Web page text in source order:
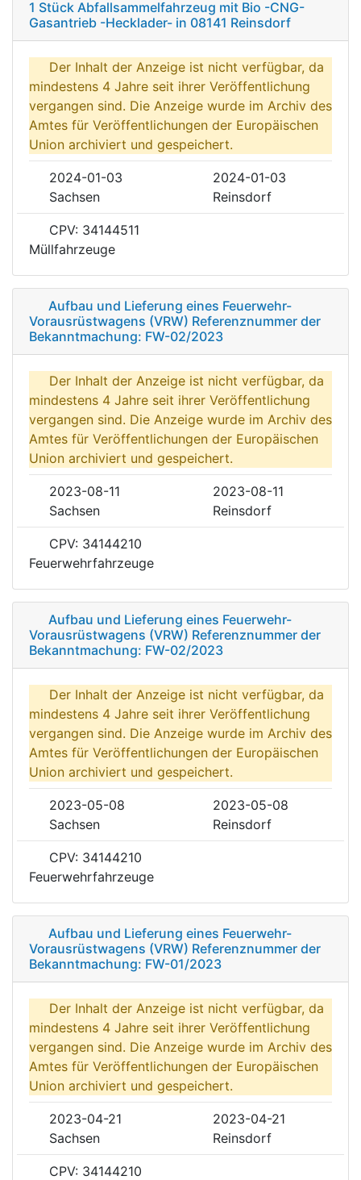
1 Stück Abfallsammelfahrzeug mit Bio -CNG-
Gasantrieb -Hecklader- in 08141 Reinsdorf
Der Inhalt der Anzeige ist nicht verfügbar, da
mindestens 4 Jahre seit ihrer Veröffentlichung
vergangen sind. Die Anzeige wurde im Archiv des
Amtes für Veröffentlichungen der Europäischen
Union archiviert und gespeichert.
2024-01-03
2024-01-03
Sachsen
Reinsdorf
CPV: 34144511
Müllfahrzeuge
Aufbau und Lieferung eines Feuerwehr-
Vorausrüstwagens (VRW) Referenznummer der
Bekanntmachung: FW-02/2023
Der Inhalt der Anzeige ist nicht verfügbar, da
mindestens 4 Jahre seit ihrer Veröffentlichung
vergangen sind. Die Anzeige wurde im Archiv des
Amtes für Veröffentlichungen der Europäischen
Union archiviert und gespeichert.
2023-08-11
2023-08-11
Sachsen
Reinsdorf
CPV: 34144210
Feuerwehrfahrzeuge
Aufbau und Lieferung eines Feuerwehr-
Vorausrüstwagens (VRW) Referenznummer der
Bekanntmachung: FW-02/2023
Der Inhalt der Anzeige ist nicht verfügbar, da
mindestens 4 Jahre seit ihrer Veröffentlichung
vergangen sind. Die Anzeige wurde im Archiv des
Amtes für Veröffentlichungen der Europäischen
Union archiviert und gespeichert.
2023-05-08
2023-05-08
Sachsen
Reinsdorf
CPV: 34144210
Feuerwehrfahrzeuge
Aufbau und Lieferung eines Feuerwehr-
Vorausrüstwagens (VRW) Referenznummer der
Bekanntmachung: FW-01/2023
Der Inhalt der Anzeige ist nicht verfügbar, da
mindestens 4 Jahre seit ihrer Veröffentlichung
vergangen sind. Die Anzeige wurde im Archiv des
Amtes für Veröffentlichungen der Europäischen
Union archiviert und gespeichert.
2023-04-21
2023-04-21
Sachsen
Reinsdorf
CPV: 34144210